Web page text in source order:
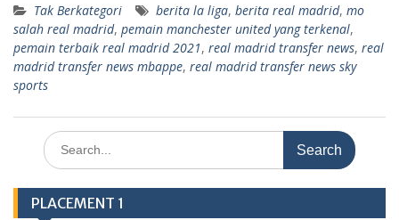
Tak Berkategori berita la liga, berita real madrid, mo
salah real madrid, pemain manchester united yang terkenal,
pemain terbaik real madrid 2021, real madrid transfer news, real
madrid transfer news mbappe, real madrid transfer news sky
sports
Search
for:
PLACEMENT 1